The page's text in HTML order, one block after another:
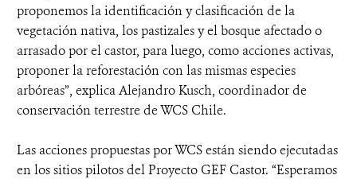
proponemos la identificación y clasificación de la
vegetación nativa, los pastizales y el bosque afectado o
arrasado por el castor, para luego, como acciones activas,
proponer la reforestación con las mismas especies
arbóreas”, explica Alejandro Kusch, coordinador de
conservación terrestre de WCS Chile.
Las acciones propuestas por WCS están siendo ejecutadas
en los sitios pilotos del Proyecto GEF Castor. “Esperamos